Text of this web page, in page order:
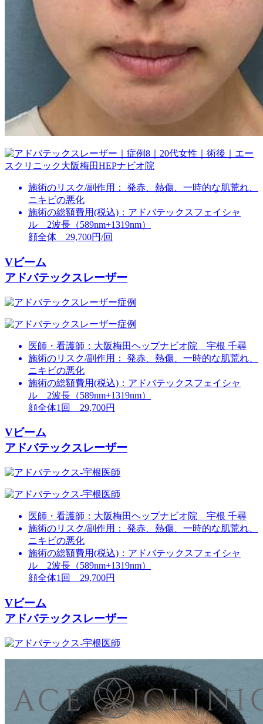
施術のリスク/副作用：
発赤、熱傷、一時的な肌荒れ、
ニキビの悪化
施術の総額費用(税込)： アドバテックスフェイシャ
ル 2波長（589nm+1319nm）
顔全体 29,700円/回
Vビーム
アドバテックスレーザー
医師・看護師： 大阪梅田ヘップナビオ院 宇根 千尋
施術のリスク/副作用：
発赤、熱傷、一時的な肌荒れ、
ニキビの悪化
施術の総額費用(税込)： アドバテックスフェイシャ
ル 2波長（589nm+1319nm）
顔全体1回 29,700円
Vビーム
アドバテックスレーザー
医師・看護師： 大阪梅田ヘップナビオ院 宇根 千尋
施術のリスク/副作用：
発赤、熱傷、一時的な肌荒れ、
ニキビの悪化
施術の総額費用(税込)： アドバテックスフェイシャ
ル 2波長（589nm+1319nm）
顔全体1回 29,700円
Vビーム
アドバテックスレーザー